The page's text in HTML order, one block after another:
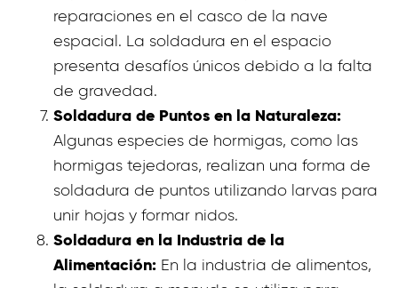
reparaciones en el casco de la nave
espacial. La soldadura en el espacio
presenta desafíos únicos debido a la falta
de gravedad.
Soldadura de Puntos en la Naturaleza:
Algunas especies de hormigas, como las
hormigas tejedoras, realizan una forma de
soldadura de puntos utilizando larvas para
unir hojas y formar nidos.
Soldadura en la Industria de la
Alimentación: En la industria de alimentos,